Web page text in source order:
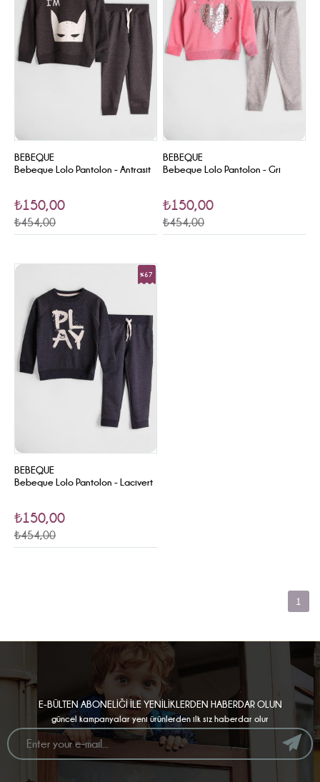
BEBEQUE
Bebeque Lolo Pantolon - Antrasit
₺150,00
₺454,00
BEBEQUE
Bebeque Lolo Pantolon - Gri
₺150,00
₺454,00
BEBEQUE
Bebeque Lolo Pantolon - Lacivert
₺150,00
₺454,00
%67
1
E-BÜLTEN ABONELİĞİ İLE YENİLİKLERDEN HABERDAR OLUN
güncel kampanyalar yeni ürünlerden ilk siz haberdar olur